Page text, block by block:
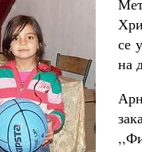
се
на